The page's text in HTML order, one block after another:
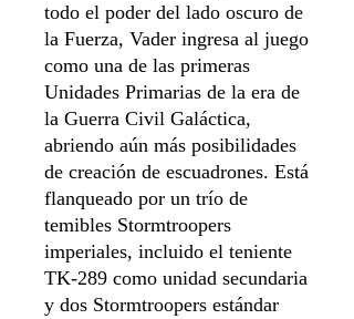
todo el poder del lado oscuro de
la Fuerza, Vader ingresa al juego
como una de las primeras
Unidades Primarias de la era de
la Guerra Civil Galáctica,
abriendo aún más posibilidades
de creación de escuadrones. Está
flanqueado por un trío de
temibles Stormtroopers
imperiales, incluido el teniente
TK-289 como unidad secundaria
y dos Stormtroopers estándar